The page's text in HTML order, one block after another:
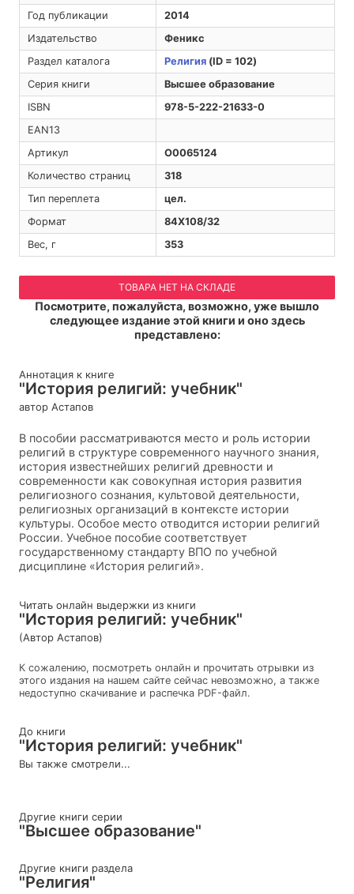
Год публикации
2014
Издательство
Феникс
Раздел каталога
Религия(ID = 102)
Серия книги
Высшее образование
ISBN
978-5-222-21633-0
EAN13
Артикул
O0065124
Количество страниц
318
Тип переплета
цел.
Формат
84Х108/32
Вес, г
353
ТОВАРА НЕТ НА СКЛАДЕ
Посмотрите, пожалуйста, возможно, уже вышло
следующее издание этой книги и оно здесь
представлено:
Аннотация к книге
"История религий: учебник"
автор Астапов
В пособии рассматриваются место и роль истории
религий в структуре современного научного знания,
история известнейших религий древности и
современности как совокупная история развития
религиозного сознания, культовой деятельности,
религиозных организаций в контексте истории
культуры. Особое место отводится истории религий
России. Учебное пособие соответствует
государственному стандарту ВПО по учебной
дисциплине «История религий».
Читать онлайн выдержки из книги
"История религий: учебник"
(Автор Астапов)
К сожалению, посмотреть онлайн и прочитать отрывки из
этого издания на нашем сайте сейчас невозможно, а также
недоступно скачивание и распечка PDF-файл.
До книги
"История религий: учебник"
Вы также смотрели...
Другие книги серии
"Высшее образование"
Другие книги раздела
"Религия"